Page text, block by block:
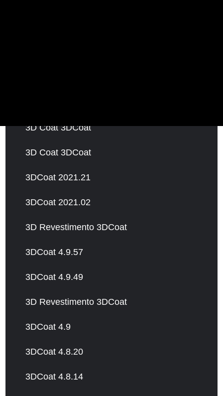
3D Coat 3DCoat
3D Coat 3DCoat
3DCoat 2021.21
3DCoat 2021.02
3D Revestimento 3DCoat
3DCoat 4.9.57
3DCoat 4.9.49
3D Revestimento 3DCoat
3DCoat 4.9
3DCoat 4.8.20
3DCoat 4.8.14